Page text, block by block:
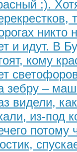
:).
никто
и идут. В
кому
зебру –
видели,
из-под
потому